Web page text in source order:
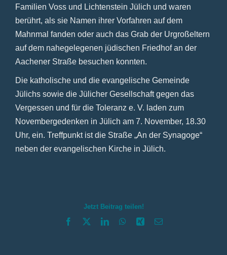
Familien Voss und Lichtenstein Jülich und waren
berührt, als sie Namen ihrer Vorfahren auf dem
Mahnmal fanden oder auch das Grab der Urgroßeltern
auf dem nahegelegenen jüdischen Friedhof an der
Aachener Straße besuchen konnten.
Die katholische und die evangelische Gemeinde
Jülichs sowie die Jülicher Gesellschaft gegen das
Vergessen und für die Toleranz e. V. laden zum
Novembergedenken in Jülich am 7. November, 18.30
Uhr, ein. Treffpunkt ist die Straße „An der Synagoge“
neben der evangelischen Kirche in Jülich.
Jetzt Beitrag teilen!
Facebook LinkedInWhatsApp
Xing E-